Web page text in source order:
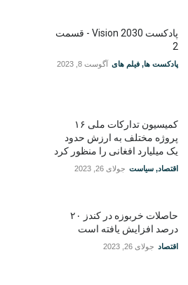
پادکست Vision 2030 - قسمت
2
پادکست ها, فیلم های آگوست 8, 2023
کمیسیون تدارکات ملی ۱۶
پروژه مختلف به ارزش حدود
یک میلیارد افغانی را منظور کرد
اقتصاد, سیاست جولای 26, 2023
حاصلات خربوزه در کندز ۲۰
درصد افزایش یافته است
اقتصاد جولای 26, 2023